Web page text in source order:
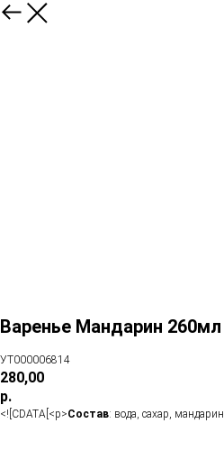
Варенье Мандарин 260мл
УТ000006814
280,00
р.
<![CDATA[<p>Состав: вода, сахар, мандарин